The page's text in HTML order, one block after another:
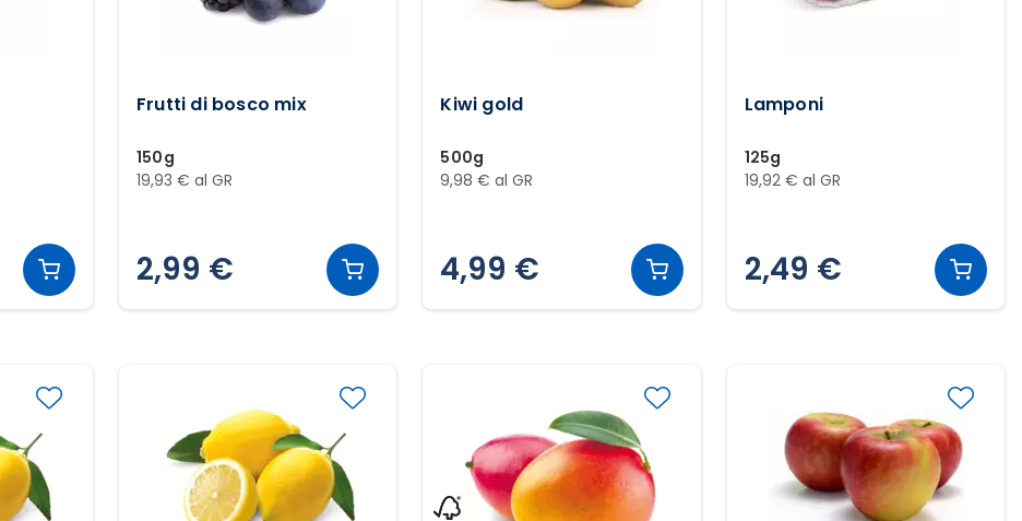
Frutti di bosco mix
150g
19,93 € al GR
2,99 €
Kiwi gold
500g
9,98 € al GR
4,99 €
Lamponi
125g
19,92 € al GR
2,49 €